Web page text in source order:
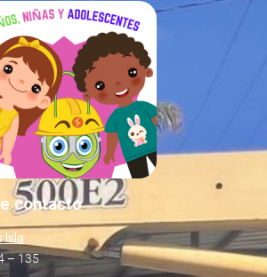
contacto
Isla
– 135